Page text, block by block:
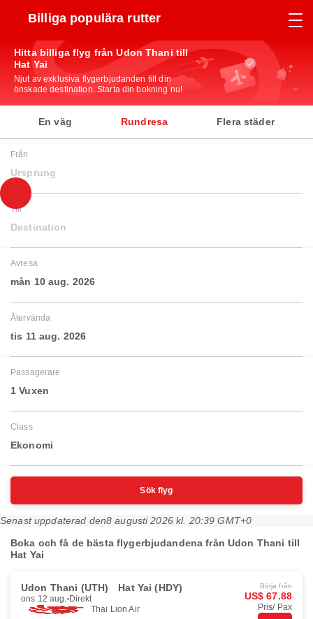
Billiga populära rutter
Hitta billiga flyg från Udon Thani till
Hat Yai
Njut av exklusiva flygerbjudanden till din
önskade destination. Starta din bokning nu!
En väg Rundresa Flera städer
Från
Ursprung
Till
Destination
Avresa
mån 10 aug. 2026
Återvända
tis 11 aug. 2026
Passagerare
1 Vuxen
Class
Ekonomi
Sök flyg
Senast uppdaterad den8 augusti 2026 kl. 20:39 GMT+0
Boka och få de bästa flygerbjudandena från Udon Thani till
Hat Yai
Udon Thani (UTH) Hat Yai (HDY)
ons 12 aug. Direkt
Thai Lion Air
Börja från
US$ 67.88
Pris/ Pax